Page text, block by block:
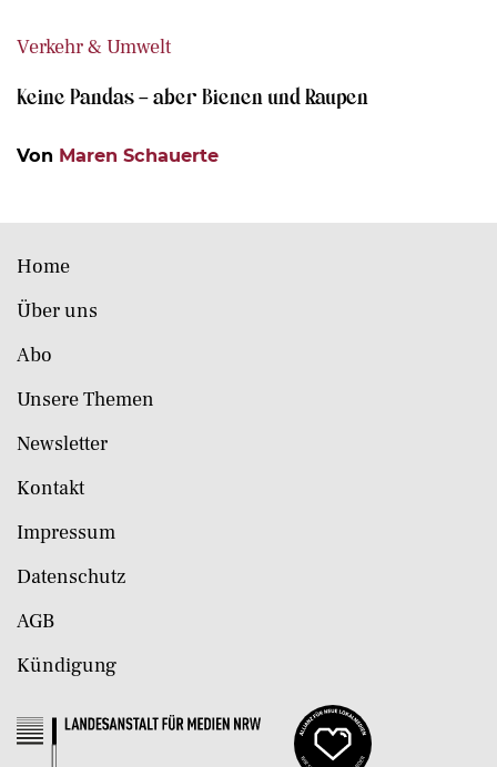
Verkehr & Umwelt
Keine Pandas – aber Bienen und Raupen
Von Maren Schauerte
Home
Über uns
Abo
Unsere Themen
Newsletter
Kontakt
Impressum
Datenschutz
AGB
Kündigung